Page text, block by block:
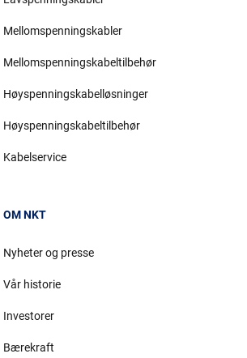
Mellomspenningskabler
Mellomspenningskabeltilbehør
Høyspenningskabelløsninger
Høyspenningskabeltilbehør
Kabelservice
OM NKT
Nyheter og presse
Vår historie
Investorer
Bærekraft